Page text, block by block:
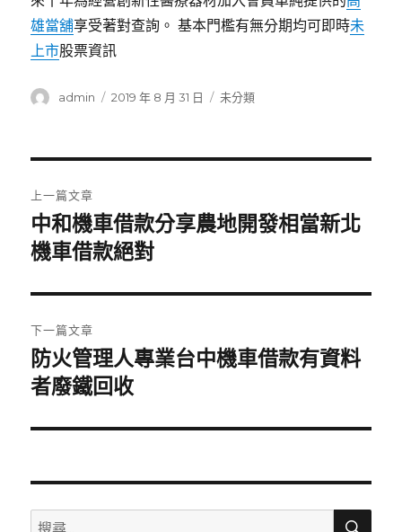
雄當舖享受著對查詢。 基本門檻有無分期均可即時未
上市股票資訊
作
admin
發
2019 年 8 月 31 日
分
未分類
章
導
覽
上一篇文章
上
一
文
章:
中和機車借款分享農地開發相當新北
機車借款絕對
下一篇文章
下
一
文
防火管理人專業台中機車借款有資料
者廢鐵回收
搜
搜